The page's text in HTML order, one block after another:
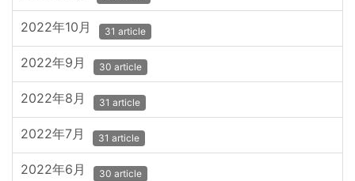
2022年10月 31 article
2022年9月 30 article
2022年8月 31 article
2022年7月 31 article
2022年6月 30 article